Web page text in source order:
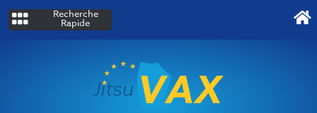
Recherche
Rapide